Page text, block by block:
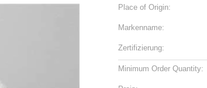
Place of Origin:
Markenname:
Zertifizierung:
Minimum Order Quantity: